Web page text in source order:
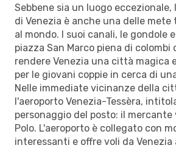
Sebbene sia un luogo
di Venezia è anche una delle
al mondo. I suoi canali, le gondole
piazza San Marco piena di
rendere Venezia una città magica
per le giovani coppie in cerca di
Nelle immediate vicinanze della
l'aeroporto Venezia-Tessèra,
personaggio del posto: il mercante
Polo. L'aeroporto è collegato con
interessanti e offre voli da Venezia